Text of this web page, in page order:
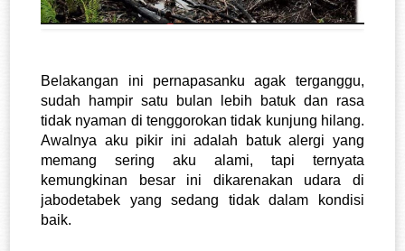
Belakangan ini pernapasanku agak terganggu,
sudah hampir satu bulan lebih batuk dan rasa
tidak nyaman di tenggorokan tidak kunjung hilang.
Awalnya aku pikir ini adalah batuk alergi yang
memang sering aku alami, tapi ternyata
kemungkinan besar ini dikarenakan udara di
jabodetabek yang sedang tidak dalam kondisi
baik.